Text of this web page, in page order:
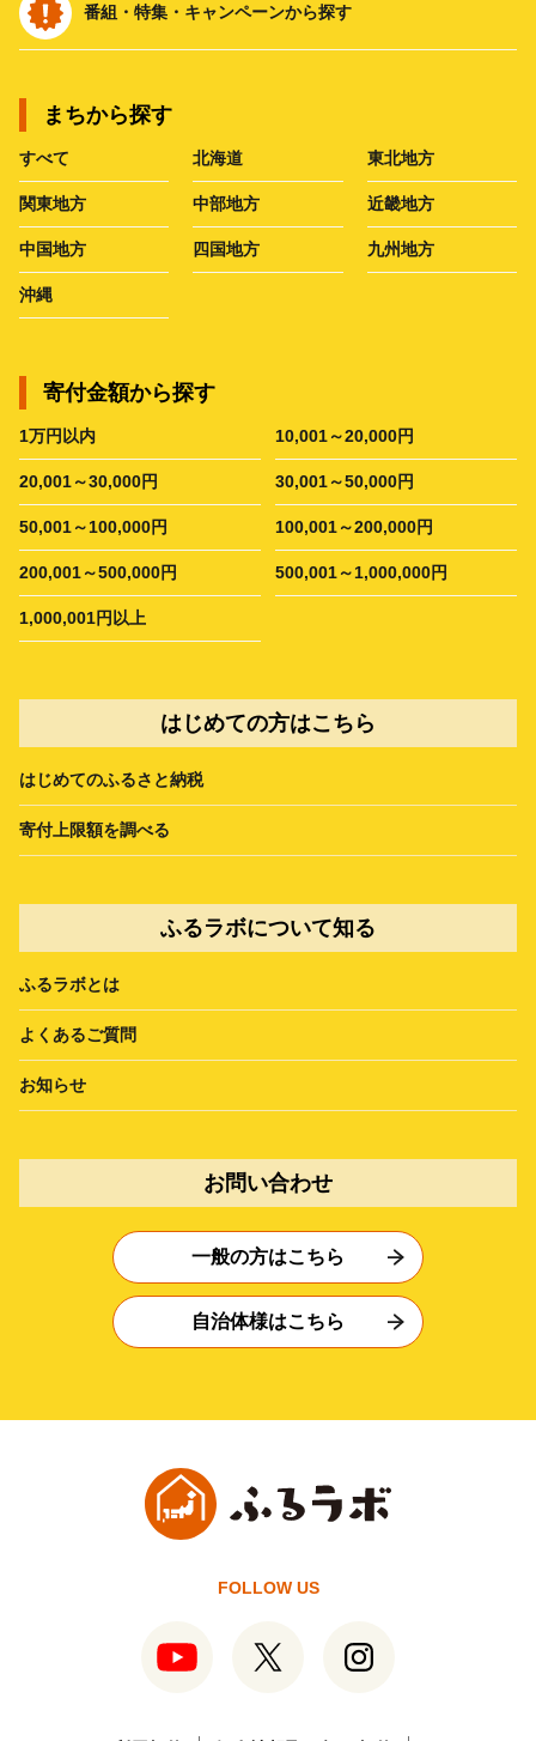
番組・特集・キャンペーンから探す
まちから探す
すべて 北海道 東北地方
関東地方 中部地方 近畿地方
中国地方 四国地方 九州地方
沖縄
寄付金額から探す
1万円以内 10,001～20,000円
20,001～30,000円 30,001～50,000円
50,001～100,000円 100,001～200,000円
200,001～500,000円 500,001～1,000,000円
1,000,001円以上
はじめての方はこちら
はじめてのふるさと納税
寄付上限額を調べる
ふるラボについて知る
ふるラボとは
よくあるご質問
お知らせ
お問い合わせ
一般の方はこちら
自治体様はこちら
FOLLOW US